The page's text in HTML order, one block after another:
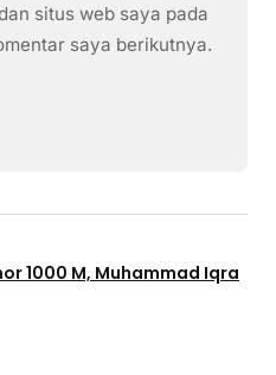
situs web saya pada
saya berikutnya.
1000 M, Muhammad Iqra